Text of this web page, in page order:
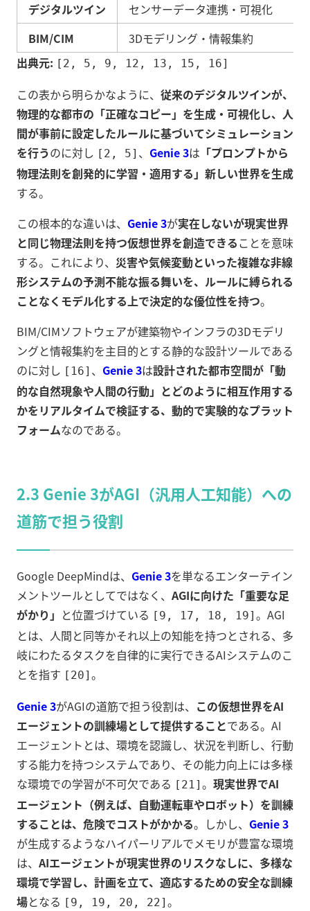
デジタルツイン
センサーデータ連携・可視化
BIM/CIM
3Dモデリング・情報集約
出典元: [2, 5, 9, 12, 13, 15, 16]
この表から明らかなように、 従来のデジタルツインが、
物理的な都市の「正確なコピー」を生成・可視化し、人
間が事前に設定したルールに基づいてシミュレーション
を行うのに対し [2, 5] 、 Genie 3は 「プロンプトから
物理法則を創発的に学習・適用する」新しい世界を生成
する。
この根本的な違いは、 Genie 3が実在しないが現実世界
と同じ物理法則を持つ仮想世界を創造できることを意味
する。これにより、 災害や気候変動といった複雑な非線
形システムの予測不能な振る舞いを、ルールに縛られる
ことなくモデル化する上で決定的な優位性を持つ。
BIM/CIMソフトウェアが建築物やインフラの3Dモデリ
ングと情報集約を主目的とする静的な設計ツールである
のに対し [16] 、 Genie 3は設計された都市空間が「動
的な自然現象や人間の行動」とどのように相互作用する
かをリアルタイムで検証する、動的で実験的なプラット
フォームなのである。
2.3 Genie 3がAGI（汎用人工知能）への
道筋で担う役割
Google DeepMindは、 Genie 3を単なるエンターテイン
メントツールとしてではなく、 AGIに向けた「重要な足
がかり」 と位置づけている [9, 17, 18, 19] 。AGI
とは、人間と同等かそれ以上の知能を持つとされる、多
岐にわたるタスクを自律的に実行できるAIシステムのこ
とを指す [20] 。
Genie 3がAGIの道筋で担う役割は、 この仮想世界をAI
エージェントの訓練場として提供することである。AI
エージェントとは、環境を認識し、状況を判断し、行動
する能力を持つシステムであり、その能力向上には多様
な環境での学習が不可欠である [21] 。 現実世界でAI
エージェント（例えば、自動運転車やロボット）を訓練
することは、危険でコストがかかる。しかし、 Genie 3
が生成するようなハイパーリアルでメモリが豊富な環境
は、 AIエージェントが現実世界のリスクなしに、多様な
環境で学習し、計画を立て、適応するための安全な訓練
場となる [9, 19, 20, 22] 。